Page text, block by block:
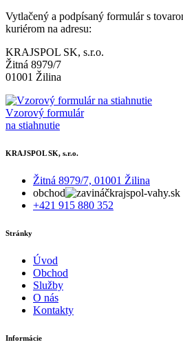
Vytlačený a podpísaný formulár s
kuriérom na adresu:
KRAJSPOL SK, s.r.o.
Žitná 8979/7
01001 Žilina
Vzorový formulár
na stiahnutie
KRAJSPOL SK, s.r.o.
Žitná 8979/7, 01001 Žilina
obchod
krajspol-vahy.sk
+421 915 880 352
Stránky
Úvod
Obchod
Služby
O nás
Kontakty
Informácie